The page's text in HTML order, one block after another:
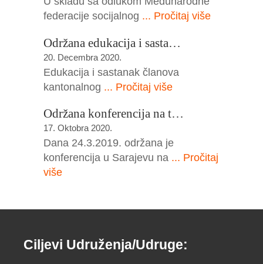
federacije socijalnog ... Pročitaj više
Održana edukacija i sasta…
20. Decembra 2020.
Edukacija i sastanak članova
kantonalnog ... Pročitaj više
Održana konferencija na t…
17. Oktobra 2020.
Dana 24.3.2019. održana je
konferencija u Sarajevu na ... Pročitaj
više
Ciljevi Udruženja/Udruge: